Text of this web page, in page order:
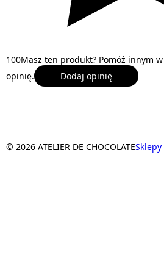
100Masz ten produkt? Pomóż innym
opinię.
Dodaj opinię
© 2026 ATELIER DE CHOCOLATE